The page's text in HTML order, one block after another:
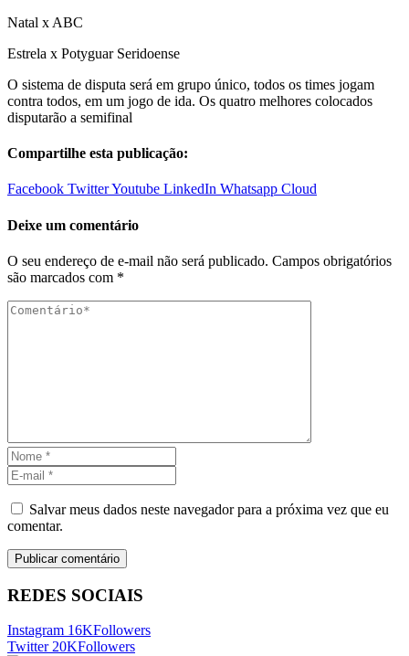
Natal x ABC
Estrela x Potyguar Seridoense
O sistema de disputa será em grupo único, todos os times jogam
contra todos, em um jogo de ida. Os quatro melhores colocados
disputarão a semifinal
Compartilhe esta publicação:
Facebook TwitterYoutube LinkedIn Whatsapp Cloud
Deixe um comentário
O seu endereço de e-mail não será publicado. Campos obrigatórios
são marcados com *
Salvar meus dados neste navegador para a próxima vez que eu
comentar.
REDES SOCIAIS
Instagram 16KFollowers
Twitter 20KFollowers